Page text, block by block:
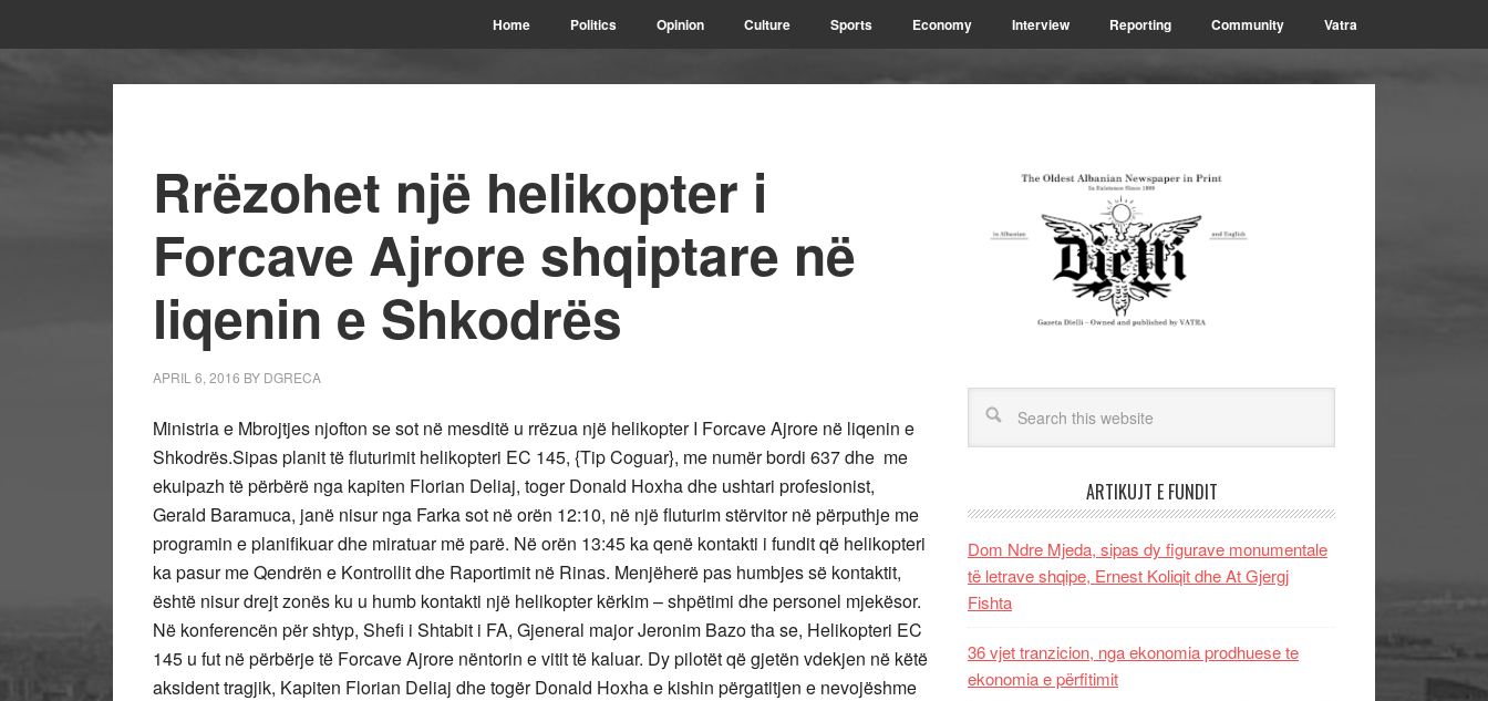
Home Politics Opinion Culture Sports Economy Interview Reporting Community Vatra
Rrëzohet një helikopter i
Forcave Ajrore shqiptare në
liqenin e Shkodrës
APRIL 6, 2016 BY DGRECA
Ministria e Mbrojtjes njofton se sot në mesditë u rrëzua një helikopter I Forcave Ajrore në liqenin e
Shkodrës.Sipas planit të fluturimit helikopteri EC 145, {Tip Coguar}, me numër bordi 637 dhe me
ekuipazh të përbërë nga kapiten Florian Deliaj, toger Donald Hoxha dhe ushtari profesionist,
Gerald Baramuca, janë nisur nga Farka sot në orën 12:10, në një fluturim stërvitor në përputhje me
programin e planifikuar dhe miratuar më parë. Në orën 13:45 ka qenë kontakti i fundit që helikopteri
ka pasur me Qendrën e Kontrollit dhe Raportimit në Rinas. Menjëherë pas humbjes së kontaktit,
është nisur drejt zonës ku u humb kontakti një helikopter kërkim – shpëtimi dhe personel mjekësor.
Në konferencën për shtyp, Shefi i Shtabit i FA, Gjeneral major Jeronim Bazo tha se, Helikopteri EC
145 u fut në përbërje të Forcave Ajrore nëntorin e vitit të kaluar. Dy pilotët që gjetën vdekjen në këtë
aksident tragjik, Kapiten Florian Deliaj dhe togër Donald Hoxha e kishin përgatitjen e nevojëshme
ARTIKUJT E FUNDIT
Dom Ndre Mjeda, sipas dy figurave monumentale
të letrave shqipe, Ernest Koliqit dhe At Gjergj
Fishta
36 vjet tranzicion, nga ekonomia prodhuese te
ekonomia e përfitimit